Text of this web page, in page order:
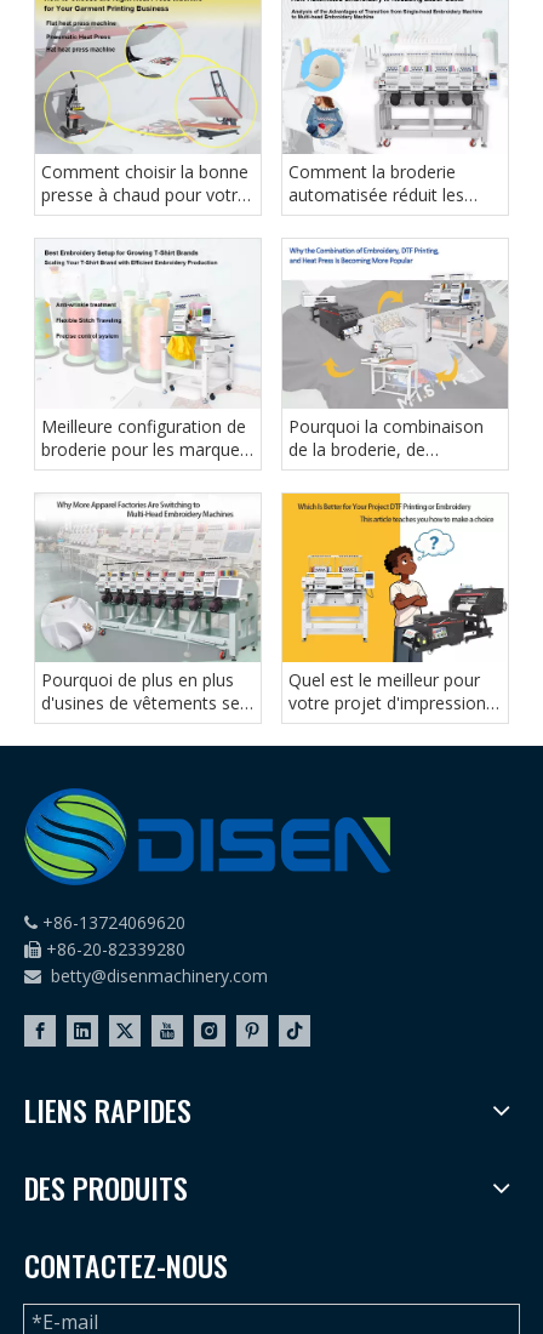
Comment choisir la bonne
presse à chaud pour votre
entreprise d'impression de
vêtements
Comment la broderie
automatisée réduit les
coûts de main-d'œuvre
Meilleure configuration de
broderie pour les marques
de t-shirts en pleine
croissance
Pourquoi la combinaison
de la broderie, de
l'impression DTF et de la
presse à chaud devient de
plus en plus populaire
Pourquoi de plus en plus
d'usines de vêtements se
tournent vers les machines
à broder multi-têtes
Quel est le meilleur pour
votre projet d'impression
ou de broderie DTF
 +86-13724069620
 +86-20-82339280
 betty@disenmachinery.com
LIENS RAPIDES
DES PRODUITS
CONTACTEZ-NOUS